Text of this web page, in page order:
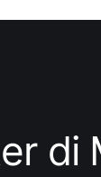
di